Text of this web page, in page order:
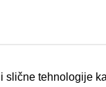
slične tehnologije